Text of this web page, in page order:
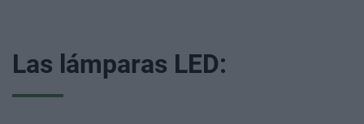
Las lámparas LED: